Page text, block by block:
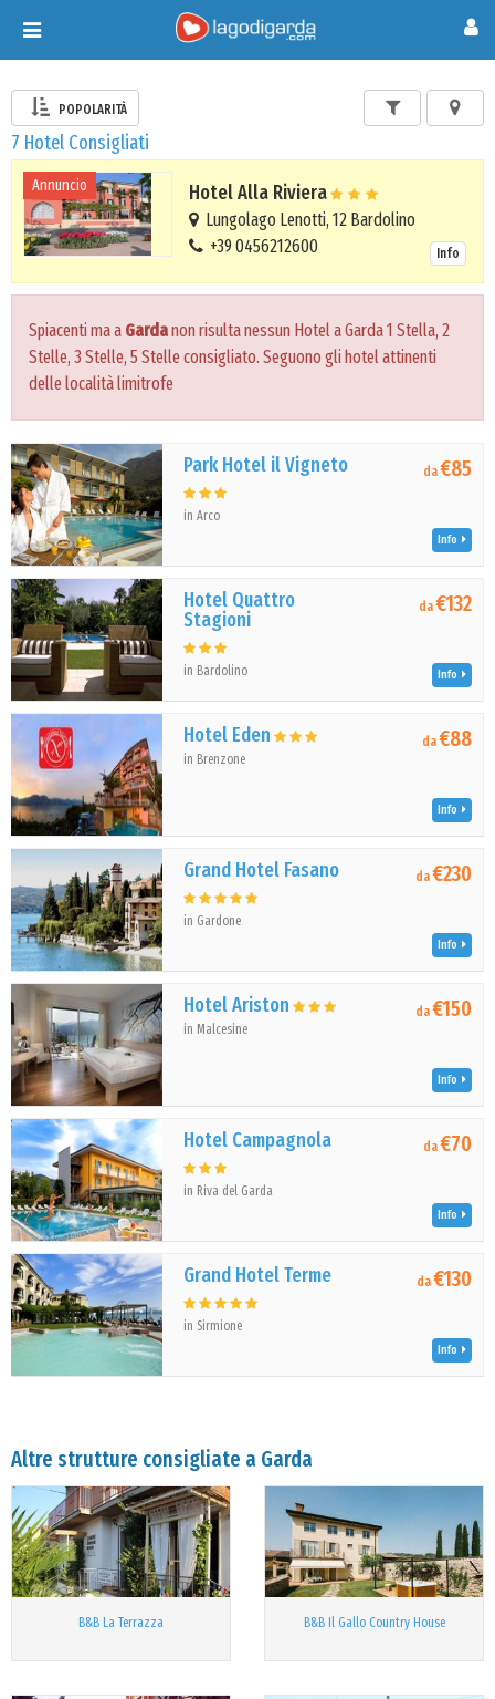
Toggle
navigation
POPOLARITÀ
7 Hotel Consigliati
Annuncio Hotel Alla Riviera
Lungolago Lenotti, 12 Bardolino
+39 0456212600
Info
Spiacenti ma a Gardanon risulta nessun Hotel a Garda 1 Stella, 2
Stelle, 3 Stelle, 5 Stelle consigliato. Seguono gli hotel attinenti
delle località limitrofe
Park Hotel il Vigneto
in Arco
da€85
Info
Hotel Quattro
Stagioni
in Bardolino
da€132
Info
Hotel Eden
in Brenzone
da€88
Info
Grand Hotel Fasano
in Gardone
da€230
Info
Hotel Ariston
in Malcesine
da€150
Info
Hotel Campagnola
in Riva del Garda
da€70
Info
Grand Hotel Terme
in Sirmione
da€130
Info
Altre strutture consigliate a Garda
B&B La Terrazza B&B Il Gallo Country House